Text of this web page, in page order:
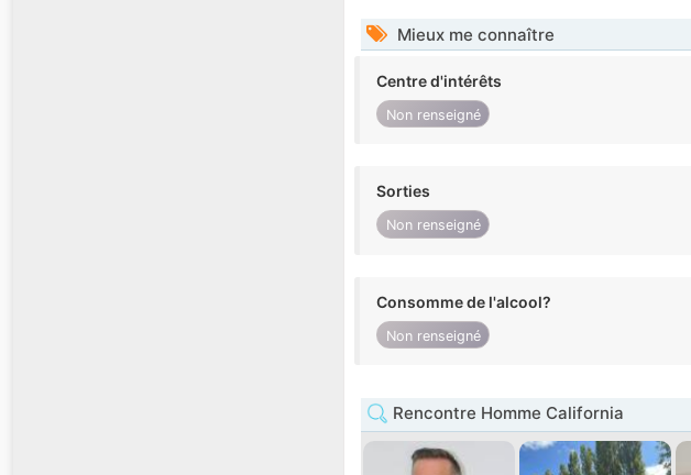
Mieux me connaître
Centre d'intérêts
Non renseigné
Sorties
Non renseigné
Consomme de l'alcool?
Non renseigné
Rencontre Homme California